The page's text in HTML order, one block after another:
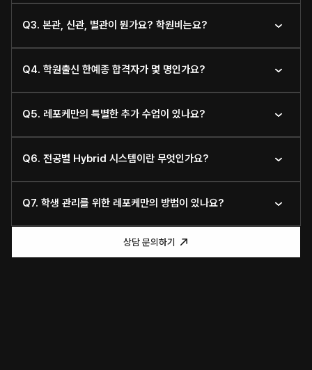
Q3. 본관, 신관, 별관이 뭔가요? 학원비는요?
Q4. 학원출신 한예종 합격자가 몇 명인가요?
Q5. 레포케만의 특별한 추가 수업이 있나요?
Q6. 전공별 Hybrid 시스템이란 무엇인가요?
Q7. 학생 관리를 위한 레포케만의 방법이 있나요?
상담 문의하기